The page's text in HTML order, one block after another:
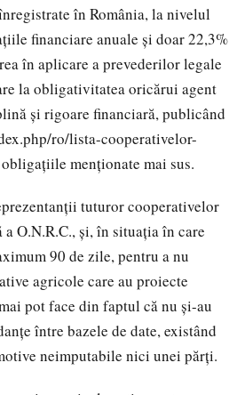
în România, la nivelul
financiare anuale și doar 22,3%
în aplicare a prevederilor legale
la obligativitatea oricărui agent
și rigoare financiară, publicând
ro/lista-cooperativelor-
menționate mai sus.
tuturor cooperativelor
O.N.R.C., și, în situația în care
90 de zile, pentru a nu
agricole care au proiecte
pot face din faptul că nu și-au
între bazele de date, existând
neimputabile nici unei părți.